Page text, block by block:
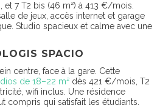
et 7 T2 bis (46 m²) à 413 €/mois.
de jeux, accès internet et garage
Studio spacieux et calme avec une
SPACIO
centre, face à la gare. Cette
de 18–22 m² dès 421 €/mois, T2
wifi inclus. Une résidence
compris qui satisfait les étudiants.